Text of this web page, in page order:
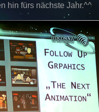
hin fürs nächste Jahr.^^